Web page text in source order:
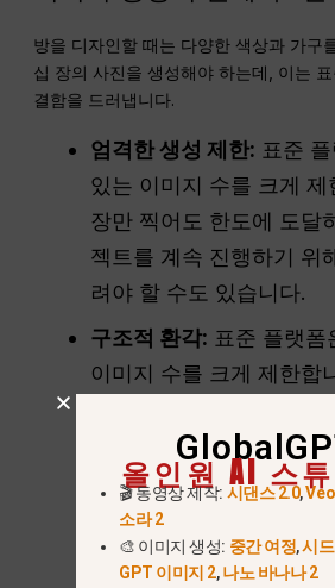
방을 디자인할 때는 다양한 색상과 가구
십 장의 사진을 생성해야 하는데, 이는
결함을 드러냅니다.
엄격한 생성 제한: 표준
있는 이미지 수를 크게 제
장만 찍어도 한도에 도달
젝트를 계속 진행하기 위
려야 할 수도 있습니다.
구조적 환각: 표준 플랫폼
이미지 수를 크게 제한합
찍어도 한도에 도달하여
를 계속 진행하기까지 몇
할 수도 있습니다. 구체
하다면 다음에서 자세한
요.ChatGPT로 생성할
올인원 AI 스
🎬 동영상 제작: 시댄스 2.0,
소라 2
🎨 이미지 생성: 중간 여정,시
GPT 이미지 2,나노 바나나 2